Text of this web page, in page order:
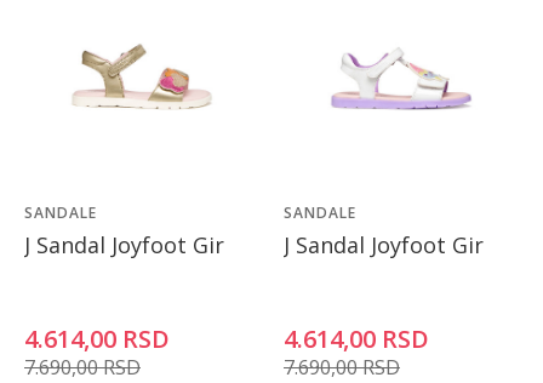
SANDALE
J Sandal Joyfoot Gir
4.614,00 RSD
7.690,00RSD
SANDALE
J Sandal Joyfoot Gir
4.614,00 RSD
7.690,00RSD